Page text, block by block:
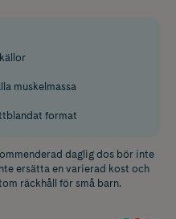
muskelmassa
format
daglig dos bör inte
ersätta en varierad kost och
räckhåll för små barn.